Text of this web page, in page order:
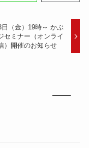
日（金）19時～ かぶ
セミナー（オンライ
）開催のお知らせ